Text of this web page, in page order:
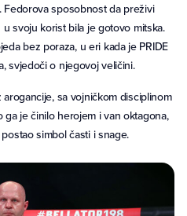
Fedorova sposobnost da preživi
svoju korist bila je gotovo mitska.
bez poraza, u eri kada je PRIDE
svjedoči o njegovoj veličini.
sa vojničkom disciplinom
ga je činilo herojem i van oktagona,
simbol časti i snage.